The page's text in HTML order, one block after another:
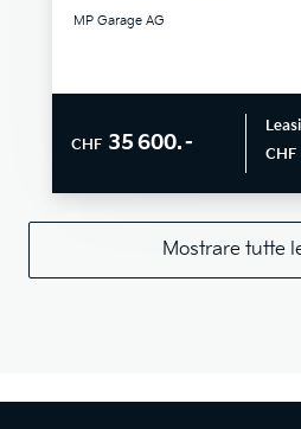
MP Garage AG
CHF 35 600.–
CHF
Mostrare tutte